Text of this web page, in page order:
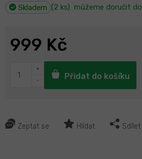
Skladem (2 ks) můžeme doručit do
Zeptat se Hlídat Sdílet
999 Kč
Přidat do košíku